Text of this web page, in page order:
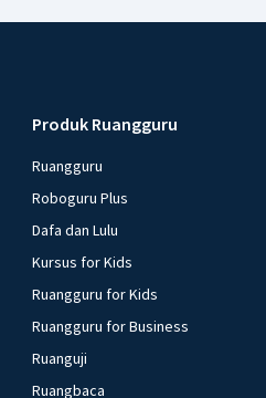
Produk Ruangguru
Ruangguru
Roboguru Plus
Dafa dan Lulu
Kursus for Kids
Ruangguru for Kids
Ruangguru for Business
Ruanguji
Ruangbaca